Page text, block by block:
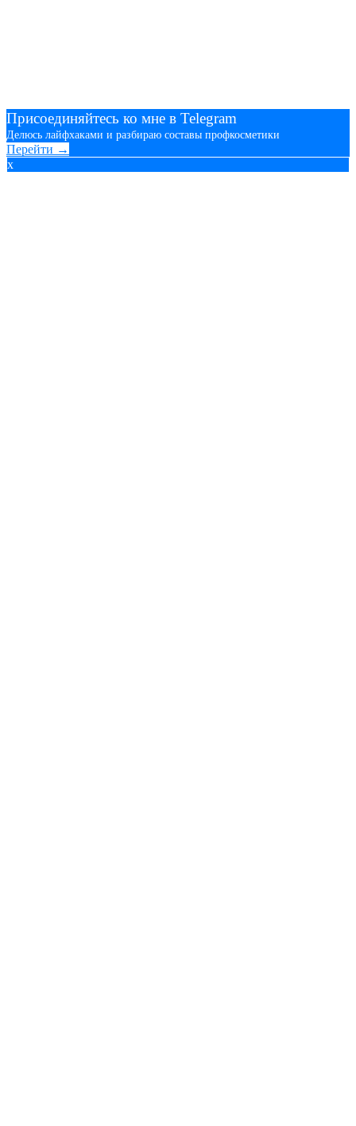
Присоединяйтесь ко мне в Telegram
Делюсь лайфхаками и разбираю составы профкосметики
Перейти →
x